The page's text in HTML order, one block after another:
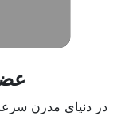
در دنیای مدرن